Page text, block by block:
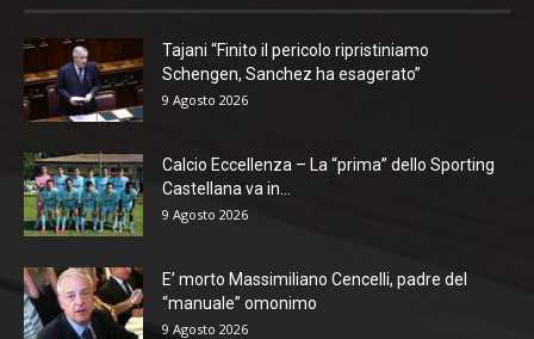
Tajani “Finito il pericolo ripristiniamo
Schengen, Sanchez ha esagerato”
9 Agosto 2026
Calcio Eccellenza – La “prima” dello Sporting
Castellana va in...
9 Agosto 2026
E’ morto Massimiliano Cencelli, padre del
“manuale” omonimo
9 Agosto 2026